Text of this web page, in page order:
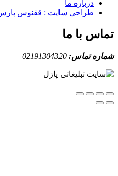
سایت : ققنوس پارس
02191304320